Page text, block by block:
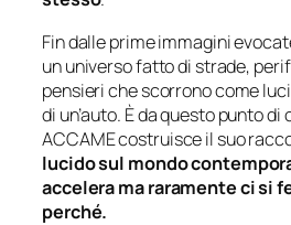
Fin dalle prime immagini
un universo fatto di strade,
pensieri che scorrono come
di un’auto. È da questo punto
ACCAME costruisce il suo
lucido sul mondo
accelera ma raramente ci si
perché.